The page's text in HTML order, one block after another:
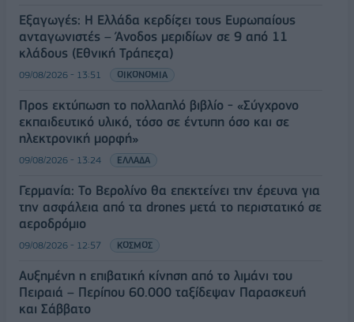
Εξαγωγές: Η Ελλάδα κερδίζει τους Ευρωπαίους
ανταγωνιστές – Άνοδος μεριδίων σε 9 από 11
κλάδους (Εθνική Τράπεζα)
09/08/2026 - 13:51 ΟΙΚΟΝΟΜΙΑ
Προς εκτύπωση το πολλαπλό βιβλίο - «Σύγχρονο
εκπαιδευτικό υλικό, τόσο σε έντυπη όσο και σε
ηλεκτρονική μορφή»
09/08/2026 - 13:24 ΕΛΛΑΔΑ
Γερμανία: Το Βερολίνο θα επεκτείνει την έρευνα για
την ασφάλεια από τα drones μετά το περιστατικό σε
αεροδρόμιο
09/08/2026 - 12:57 ΚΟΣΜΟΣ
Αυξημένη η επιβατική κίνηση από το λιμάνι του
Πειραιά – Περίπου 60.000 ταξίδεψαν Παρασκευή
και Σάββατο